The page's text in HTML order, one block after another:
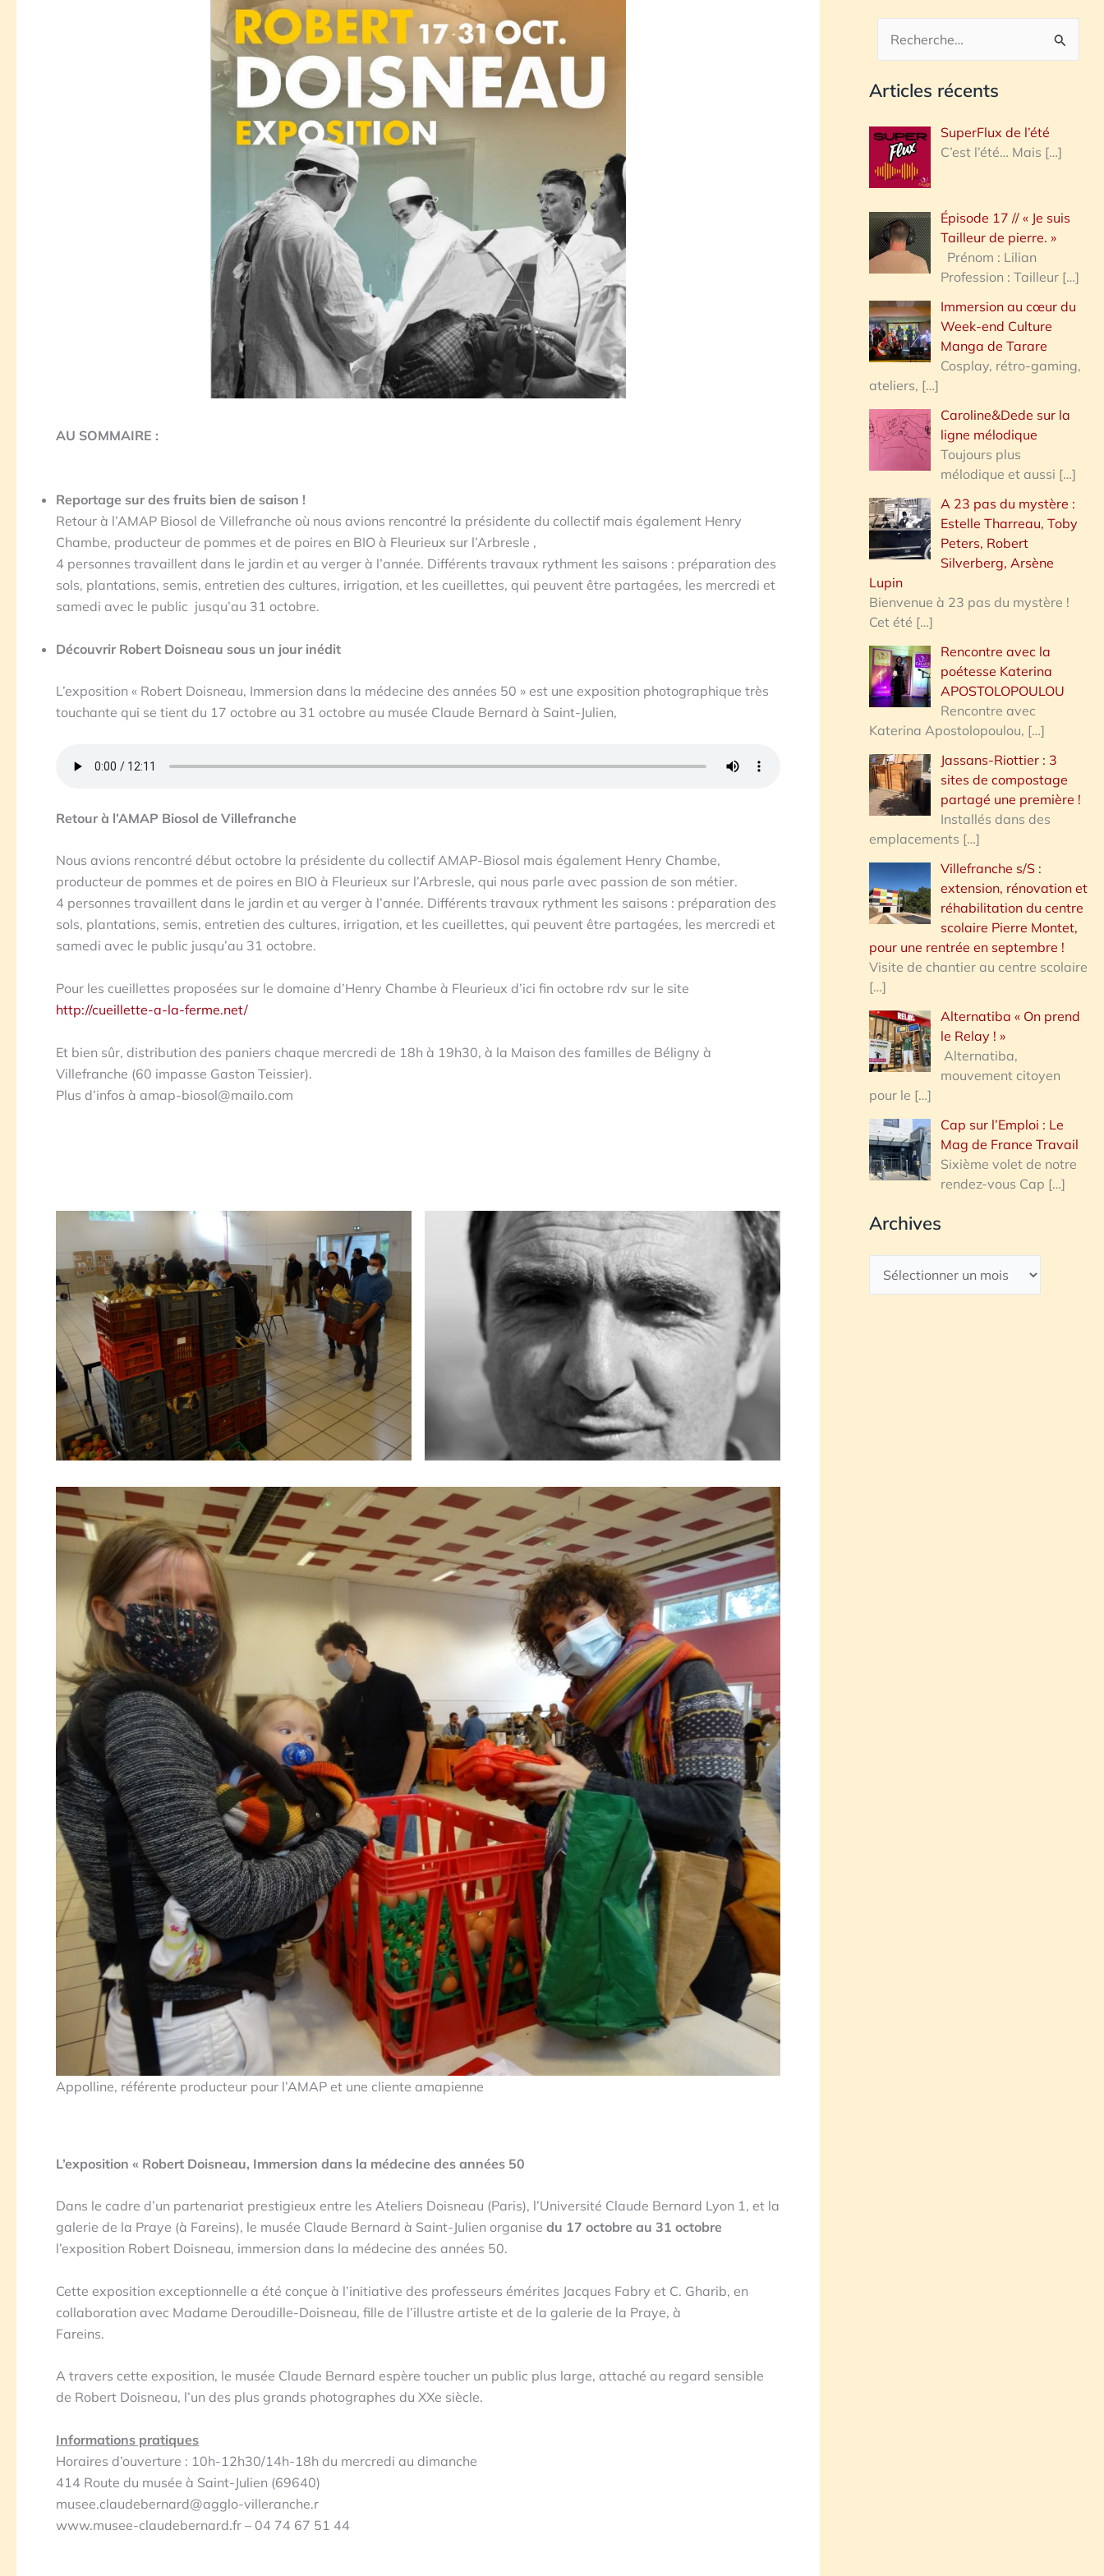
AU SOMMAIRE :
Reportage sur des fruits bien de saison !
Retour à l’AMAP Biosol de Villefranche où nous avions rencontré la présidente du collectif mais également Henry
Chambe, producteur de pommes et de poires en BIO à Fleurieux sur l’Arbresle ,
4 personnes travaillent dans le jardin et au verger à l’année. Différents travaux rythment les saisons : préparation des
sols, plantations, semis, entretien des cultures, irrigation, et les cueillettes, qui peuvent être partagées, les mercredi et
samedi avec le public jusqu’au 31 octobre.
Découvrir Robert Doisneau sous un jour inédit
L’exposition « Robert Doisneau, Immersion dans la médecine des années 50 » est une exposition photographique très
touchante qui se tient du 17 octobre au 31 octobre au musée Claude Bernard à Saint-Julien,
Retour à l’AMAP Biosol de Villefranche
Nous avions rencontré début octobre la présidente du collectif AMAP-Biosol mais également Henry Chambe,
producteur de pommes et de poires en BIO à Fleurieux sur l’Arbresle, qui nous parle avec passion de son métier.
4 personnes travaillent dans le jardin et au verger à l’année. Différents travaux rythment les saisons : préparation des
sols, plantations, semis, entretien des cultures, irrigation, et les cueillettes, qui peuvent être partagées, les mercredi et
samedi avec le public jusqu’au 31 octobre.
Pour les cueillettes proposées sur le domaine d’Henry Chambe à Fleurieux d’ici fin octobre rdv sur le site
http://cueillette-a-la-ferme.net/
Et bien sûr, distribution des paniers chaque mercredi de 18h à 19h30, à la Maison des familles de Béligny à
Villefranche (60 impasse Gaston Teissier).
Plus d’infos à amap-biosol@mailo.com
Appolline, référente producteur pour l’AMAP et une cliente amapienne
L’exposition « Robert Doisneau, Immersion dans la médecine des années 50
Dans le cadre d’un partenariat prestigieux entre les Ateliers Doisneau (Paris), l’Université Claude Bernard Lyon 1, et la
galerie de la Praye (à Fareins), le musée Claude Bernard à Saint-Julien organise du 17 octobre au 31 octobre
l’exposition Robert Doisneau, immersion dans la médecine des années 50.
Cette exposition exceptionnelle a été conçue à l’initiative des professeurs émérites Jacques Fabry et C. Gharib, en
collaboration avec Madame Deroudille-Doisneau, fille de l’illustre artiste et de la galerie de la Praye, à
Fareins.
A travers cette exposition, le musée Claude Bernard espère toucher un public plus large, attaché au regard sensible
de Robert Doisneau, l’un des plus grands photographes du XXe siècle.
Informations pratiques
Horaires d’ouverture : 10h-12h30/14h-18h du mercredi au dimanche
414 Route du musée à Saint-Julien (69640)
musee.claudebernard@agglo-villeranche.r
www.musee-claudebernard.fr – 04 74 67 51 44
c
h
r
h
e
:
Articles récents
SuperFlux de l’été
C’est l’été… Mais […]
Épisode 17 // « Je suis
Tailleur de pierre. »
Prénom : Lilian
Profession : Tailleur […]
Immersion au cœur du
Week-end Culture
Manga de Tarare
Cosplay, rétro-gaming,
ateliers, […]
Caroline&Dede sur la
ligne mélodique
Toujours plus
mélodique et aussi […]
A 23 pas du mystère :
Estelle Tharreau, Toby
Peters, Robert
Silverberg, Arsène
Lupin
Bienvenue à 23 pas du mystère !
Cet été […]
Rencontre avec la
poétesse Katerina
APOSTOLOPOULOU
Rencontre avec
Katerina Apostolopoulou, […]
Jassans-Riottier : 3
sites de compostage
partagé une première !
Installés dans des
emplacements […]
Villefranche s/S :
extension, rénovation et
réhabilitation du centre
scolaire Pierre Montet,
pour une rentrée en septembre !
Visite de chantier au centre scolaire
[…]
Alternatiba « On prend
le Relay ! »
Alternatiba,
mouvement citoyen
pour le […]
Cap sur l’Emploi : Le
Mag de France Travail
Sixième volet de notre
rendez-vous Cap […]
Archives